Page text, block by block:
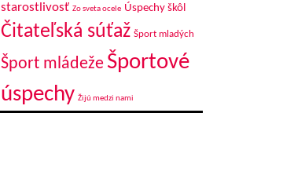
starostlivosť Zo sveta ocele Úspechy škôl
Čitateľská súťaž Šport mladých
Šport mládeže Športové
úspechy Žijú medzi nami